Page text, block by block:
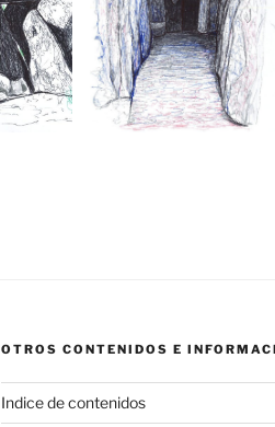
OTROS CONTENIDOS E
Indice de contenidos